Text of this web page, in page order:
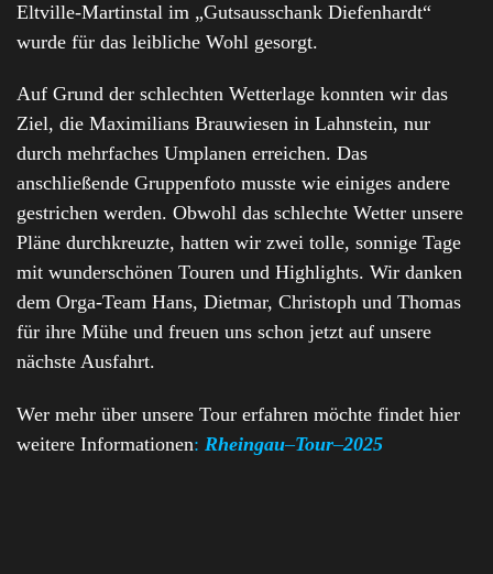
Eltville-Martinstal im „Gutsausschank Diefenhardt“
wurde für das leibliche Wohl gesorgt.
Auf Grund der schlechten Wetterlage konnten wir das
Ziel, die Maximilians Brauwiesen in Lahnstein, nur
durch mehrfaches Umplanen erreichen. Das
anschließende Gruppenfoto musste wie einiges andere
gestrichen werden. Obwohl das schlechte Wetter unsere
Pläne durchkreuzte, hatten wir zwei tolle, sonnige Tage
mit wunderschönen Touren und Highlights. Wir danken
dem Orga-Team Hans, Dietmar, Christoph und Thomas
für ihre Mühe und freuen uns schon jetzt auf unsere
nächste Ausfahrt.
Wer mehr über unsere Tour erfahren möchte findet hier
weitere Informationen: Rheingau–Tour–2025